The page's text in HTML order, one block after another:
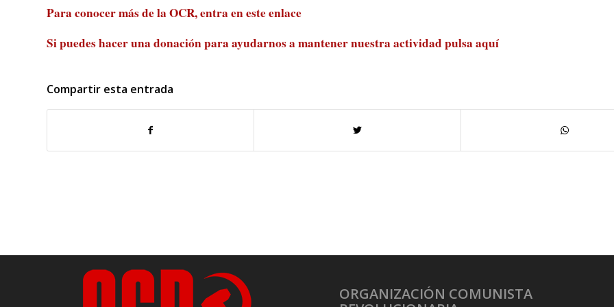
Para conocer más de la OCR, entra eneste enlace
Si puedes hacer una donación para ayudarnos a mantener nuestra actividad pulsa aquí
Compartir esta entrada
ORGANIZACIÓN COMUNISTA